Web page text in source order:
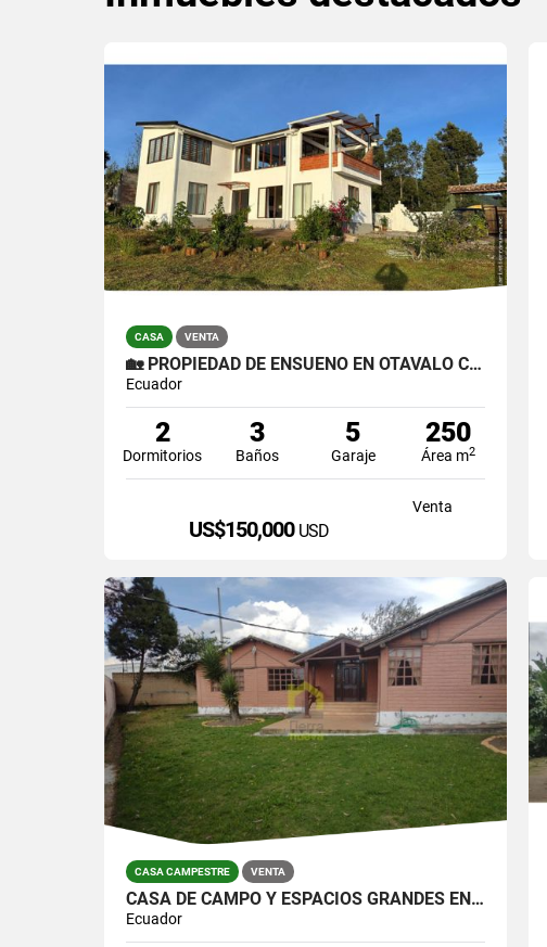
CASA VENTA
🏡 PROPIEDAD DE ENSUEÑO EN OTAVALO CON TINY HOUSE PARA HUÉSPEDES 🏡
Ecuador
2
Dormitorios
3
Baños
5
Garaje
250
Área m2
Venta
US$150,000 USD
CASA CAMPESTRE VENTA
CASA DE CAMPO Y ESPACIOS GRANDES EN CAYAMBE
Ecuador